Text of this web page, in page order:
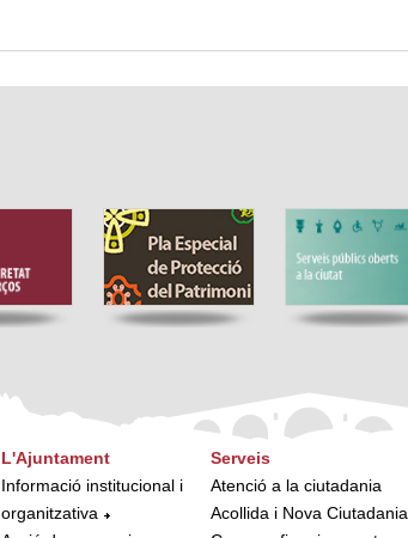
L'Ajuntament
Informació institucional i
organitzativa
Serveis
Atenció a la ciutadania
Acollida i Nova Ciutadania